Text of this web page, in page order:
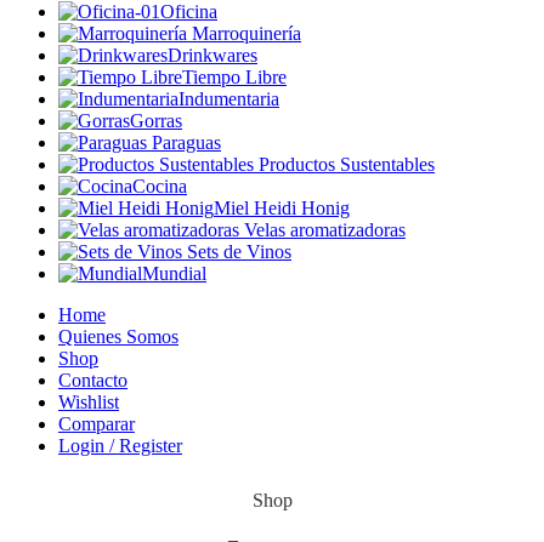
Oficina
Marroquinería
Drinkwares
Tiempo Libre
Indumentaria
Gorras
Paraguas
Productos Sustentables
Cocina
Miel Heidi Honig
Velas aromatizadoras
Sets de Vinos
Mundial
Home
Quienes Somos
Shop
Contacto
Wishlist
Comparar
Login / Register
Shop